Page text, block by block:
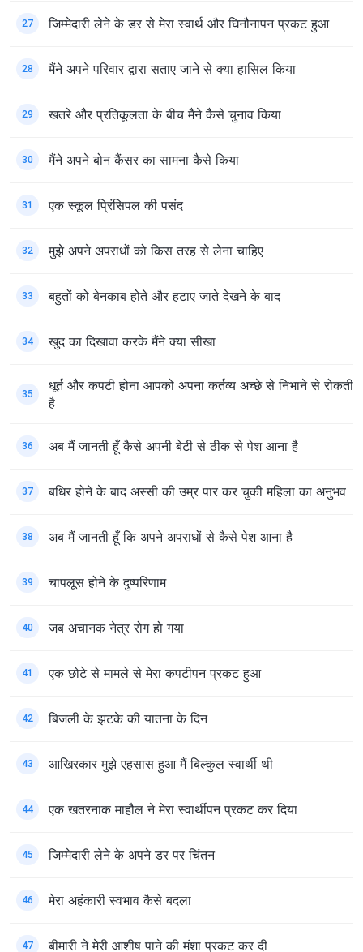
27 जिम्मेदारी लेने के डर से मेरा स्वार्थ और घिनौनापन प्रकट हुआ
28 मैंने अपने परिवार द्वारा सताए जाने से क्या हासिल किया
29 खतरे और प्रतिकूलता के बीच मैंने कैसे चुनाव किया
30 मैंने अपने बोन कैंसर का सामना कैसे किया
31 एक स्कूल प्रिंसिपल की पसंद
32 मुझे अपने अपराधों को किस तरह से लेना चाहिए
33 बहुतों को बेनकाब होते और हटाए जाते देखने के बाद
34 खुद का दिखावा करके मैंने क्या सीखा
35
धूर्त और कपटी होना आपको अपना कर्तव्य अच्छे से निभाने से रोकती
है
36 अब मैं जानती हूँ कैसे अपनी बेटी से ठीक से पेश आना है
37 बधिर होने के बाद अस्सी की उम्र पार कर चुकी महिला का अनुभव
38 अब मैं जानती हूँ कि अपने अपराधों से कैसे पेश आना है
39 चापलूस होने के दुष्परिणाम
40 जब अचानक नेत्र रोग हो गया
41 एक छोटे से मामले से मेरा कपटीपन प्रकट हुआ
42 बिजली के झटके की यातना के दिन
43 आखिरकार मुझे एहसास हुआ मैं बिल्कुल स्वार्थी थी
44 एक खतरनाक माहौल ने मेरा स्वार्थीपन प्रकट कर दिया
45 जिम्मेदारी लेने के अपने डर पर चिंतन
46 मेरा अहंकारी स्वभाव कैसे बदला
47 बीमारी ने मेरी आशीष पाने की मंशा प्रकट कर दी